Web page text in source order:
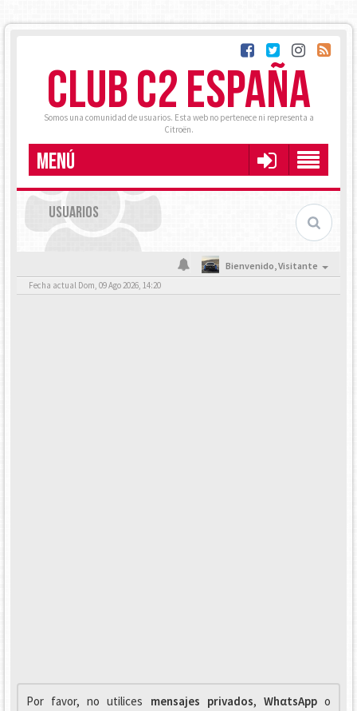
CLUB C2 ESPAÑA
Somos una comunidad de usuarios. Esta web no pertenece ni representa a
Citroën.
MENÚ
USUARIOS
Bienvenido,Visitante
Fecha actual Dom, 09 Ago 2026, 14:20
Por favor, no utilices mensajes privados, WhαtsAppo